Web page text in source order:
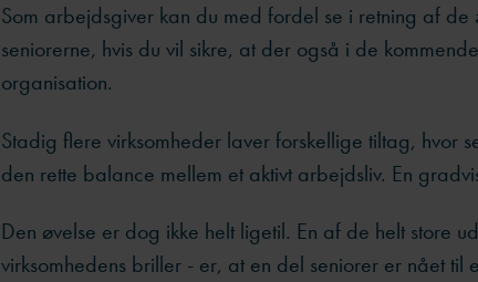
Som arbejdsgiver kan du med fordel se i retning af
seniorerne, hvis du vil sikre, at der også i de
organisation.
Stadig flere virksomheder laver forskellige tiltag, hvor
den rette balance mellem et aktivt arbejdsliv. En
Den øvelse er dog ikke helt ligetil. En af de helt store
virksomhedens briller - er, at en del seniorer er nået til